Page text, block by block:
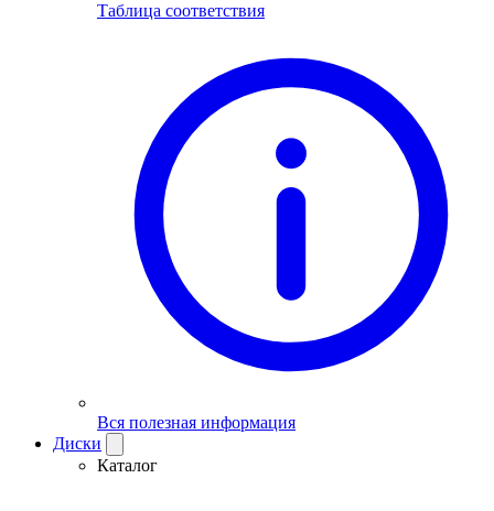
Таблица соответствия
Вся полезная информация
Диски
Каталог